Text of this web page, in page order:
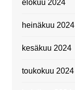
elokuu 2024
heinäkuu 2024
kesäkuu 2024
toukokuu 2024